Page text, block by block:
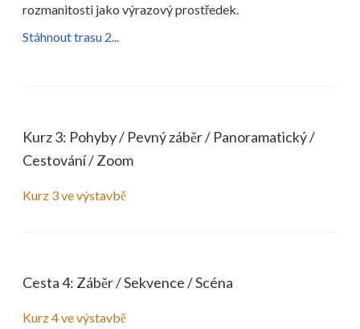
rozmanitosti jako výrazový prostředek.
Stáhnout trasu 2...
Kurz 3: Pohyby / Pevný záběr / Panoramatický /
Cestování / Zoom
Kurz 3 ve výstavbě
Cesta 4: Záběr / Sekvence / Scéna
Kurz 4 ve výstavbě